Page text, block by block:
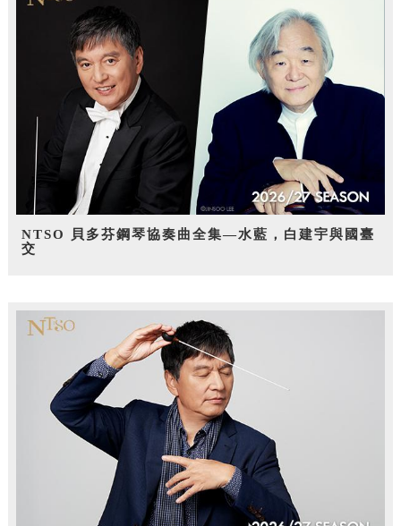
NTSO 貝多芬鋼琴協奏曲全集—水藍，白建宇與國臺
交